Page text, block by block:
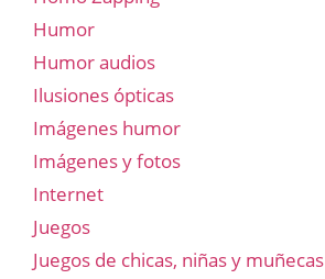
Humor
Humor audios
Ilusiones ópticas
Imágenes humor
Imágenes y fotos
Internet
Juegos
Juegos de chicas, niñas y muñecas